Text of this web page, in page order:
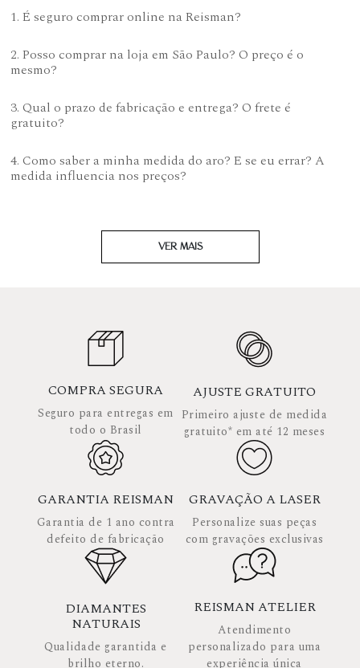
1. É seguro comprar online na Reisman?
2. Posso comprar na loja em São Paulo? O preço é o
mesmo?
3. Qual o prazo de fabricação e entrega? O frete é
gratuito?
4. Como saber a minha medida do aro? E se eu errar? A
medida influencia nos preços?
VER MAIS
COMPRA SEGURA
Seguro para entregas em
todo o Brasil
AJUSTE GRATUITO
Primeiro ajuste de medida
gratuito* em até 12 meses
GARANTIA REISMAN
Garantia de 1 ano contra
defeito de fabricação
GRAVAÇÃO A LASER
Personalize suas peças
com gravações exclusivas
DIAMANTES
NATURAIS
Qualidade garantida e
brilho eterno.
REISMAN ATELIER
Atendimento
personalizado para uma
experiência única